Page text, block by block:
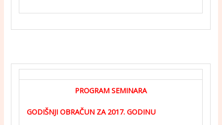
PROGRAM SEMINARA
GODIŠNJI OBRAČUN ZA 2017. GODINU